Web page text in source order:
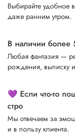
Выбирайте
даже ранним утром.
В наличии более
Любая фантазия —
рождения, выписку
💜 Если что-то
стро
Мы отвечаем за
и в пользу клиента.